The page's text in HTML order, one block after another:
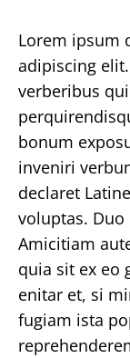
Lorem ipsum
adipiscing
verberibus
bonum
inveniri
declaret
voluptas. Duo
Amicitiam
quia sit ex eo
enitar et, si
fugiam ista